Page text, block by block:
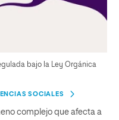
bajo la Ley Orgánica
SOCIALES
complejo que afecta a